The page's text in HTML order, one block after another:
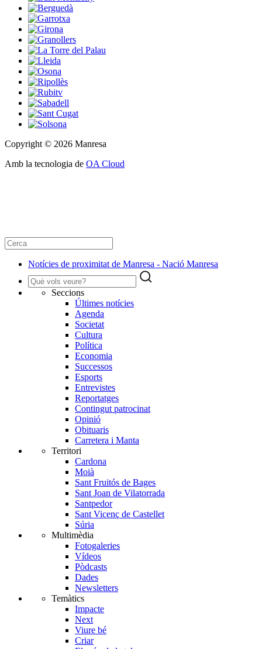
Copyright © 2026 Manresa
Amb la tecnologia de OA Cloud
Notícies de proximitat de Manresa - Nació Manresa
Seccions
Últimes notícies
Agenda
Societat
Cultura
Política
Economia
Successos
Esports
Entrevistes
Reportatges
Contingut patrocinat
Opinió
Obituaris
Carretera i Manta
Territori
Cardona
Moià
Sant Fruitós de Bages
Sant Joan de Vilatorrada
Santpedor
Sant Vicenç de Castellet
Súria
Multimèdia
Fotogaleries
Vídeos
Pòdcasts
Dades
Newsletters
Temàtics
Impacte
Next
Viure bé
Criar